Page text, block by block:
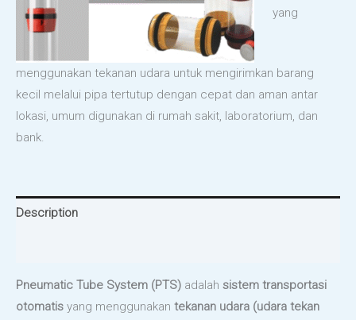
yang
menggunakan tekanan udara untuk mengirimkan barang
kecil melalui pipa tertutup dengan cepat dan aman antar
lokasi, umum digunakan di rumah sakit, laboratorium, dan
bank.
Description
Pneumatic Tube System (PTS) adalah sistem transportasi
otomatis yang menggunakan tekanan udara (udara tekan